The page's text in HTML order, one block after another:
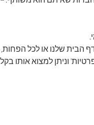
הבית שלנו או לכל
וניתן למצוא אותו